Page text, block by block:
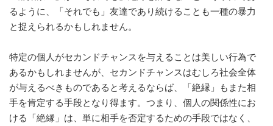
るように、「それでも」友達であり続けることも一種の暴力
と捉えられるかもしれません。
特定の個人がセカンドチャンスを与えることは美しい行為で
あるかもしれませんが、セカンドチャンスはむしろ社会全体
が与えるべきものであると考えるならば、「絶縁」もまた相
手を肯定する手段となり得ます。つまり、個人の関係性にお
ける「絶縁」は、単に相手を否定するための手段ではなく、